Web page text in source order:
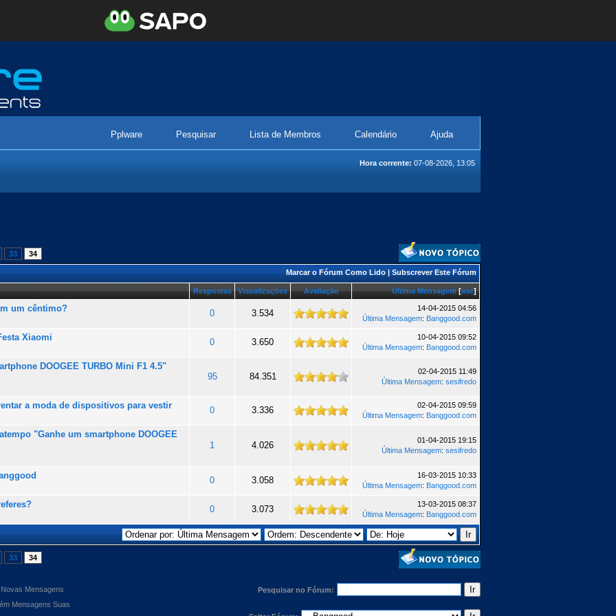
Pplware Pesquisar Lista de Membros Calendário Ajuda
Hora corrente: 07-08-2026, 13:05
33 34
Marcar o Fórum Como Lido | Subscrever Este Fórum
Respostas Visualizações Avaliação Última Mensagem [asc]
um cêntimo? 0 3.534
14-04-2015 04:56
Última Mensagem: Banggood.com
Xiaomi 0 3.650
10-04-2015 09:52
Última Mensagem: Banggood.com
DOOGEE TURBO Mini F1 4.5"
95 84.351
02-04-2015 11:49
Última Mensagem: sesifredo
a moda de dispositivos para vestir 0 3.336
02-04-2015 09:59
Última Mensagem: Banggood.com
"Ganhe um smartphone DOOGEE
1 4.026
01-04-2015 19:15
Última Mensagem: sesifredo
0 3.058
16-03-2015 10:33
Última Mensagem: Banggood.com
0 3.073
13-03-2015 08:37
Última Mensagem: Banggood.com
33 34
Mensagens
Mensagens Suas
Pesquisar no Fórum: